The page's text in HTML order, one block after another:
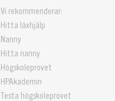
Vi rekommenderar:
Hitta läxhjälp
Nanny
Hitta nanny
Högskoleprovet
HPAkademin
Testa högskoleprovet